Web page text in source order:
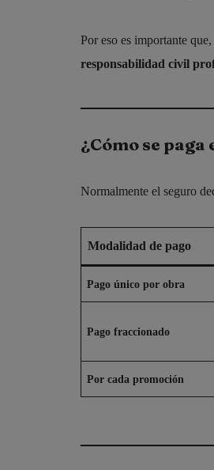
Por eso es importante
responsabilidad civil
¿Cómo se
Normalmente el seguro
Modalidad de pago
Pago único por obra
Pago fraccionado
Por cada promoción